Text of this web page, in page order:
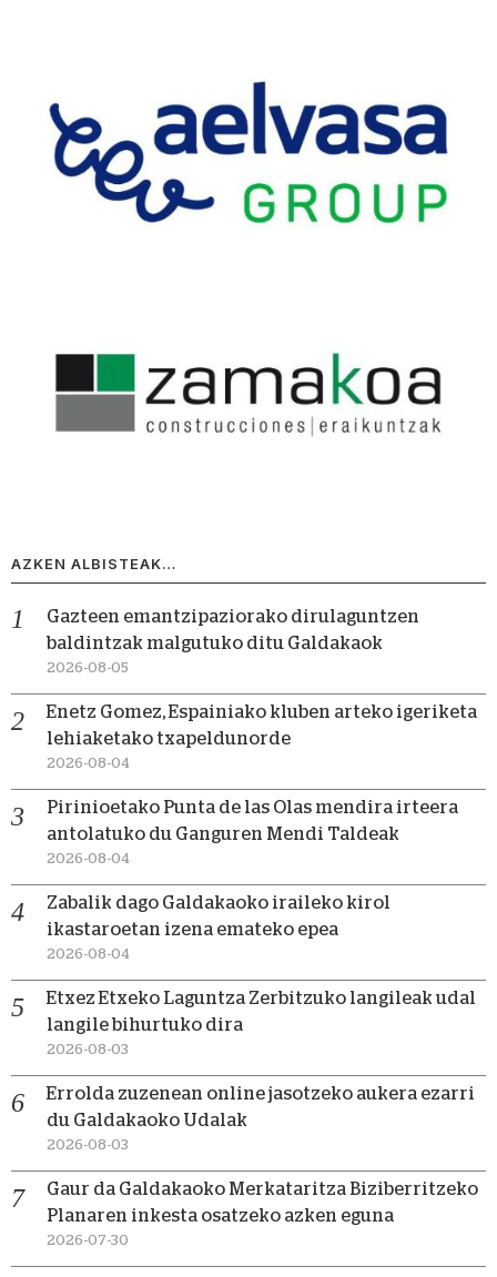
AZKEN ALBISTEAK…
Gazteen emantzipaziorako dirulaguntzen
baldintzak malgutuko ditu Galdakaok
2026-08-05
Enetz Gomez, Espainiako kluben arteko igeriketa
lehiaketako txapeldunorde
2026-08-04
Pirinioetako Punta de las Olas mendira irteera
antolatuko du Ganguren Mendi Taldeak
2026-08-04
Zabalik dago Galdakaoko iraileko kirol
ikastaroetan izena emateko epea
2026-08-04
Etxez Etxeko Laguntza Zerbitzuko langileak udal
langile bihurtuko dira
2026-08-03
Errolda zuzenean online jasotzeko aukera ezarri
du Galdakaoko Udalak
2026-08-03
Gaur da Galdakaoko Merkataritza Biziberritzeko
Planaren inkesta osatzeko azken eguna
2026-07-30